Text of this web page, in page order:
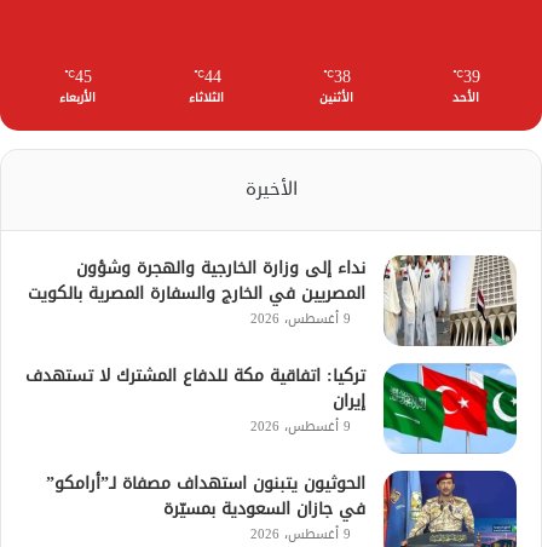
39
℃
الأحد
38
℃
الأثنين
44
℃
الثلاثاء
45
℃
الأربعاء
الأخيرة
نداء إلى وزارة الخارجية والهجرة وشؤون
المصريين في الخارج والسفارة المصرية بالكويت
9 أغسطس، 2026
تركيا: اتفاقية مكة للدفاع المشترك لا تستهدف
إيران
9 أغسطس، 2026
الحوثيون يتبنون استهداف مصفاة لـ”أرامكو”
في جازان السعودية بمسيّرة
9 أغسطس، 2026